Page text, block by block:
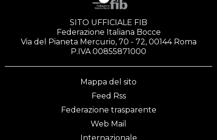
SITO UFFICIALE FIB
Federazione Italiana Bocce
Via del Pianeta Mercurio, 70 - 72, 00144 Roma
P.IVA 00855871000
Mappa del sito
Feed Rss
Federazione trasparente
Web Mail
Internazionale